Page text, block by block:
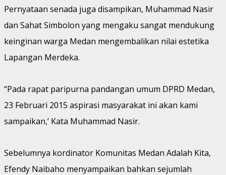
Pernyataan senada juga disampikan, Muhammad Nasir
dan Sahat Simbolon yang mengaku sangat mendukung
keinginan warga Medan mengembalikan nilai estetika
Lapangan Merdeka.
“Pada rapat paripurna pandangan umum DPRD Medan,
23 Februari 2015 aspirasi masyarakat ini akan kami
sampaikan,’ Kata Muhammad Nasir.
Sebelumnya kordinator Komunitas Medan Adalah Kita,
Efendy Naibaho menyampaikan bahkan sejumlah